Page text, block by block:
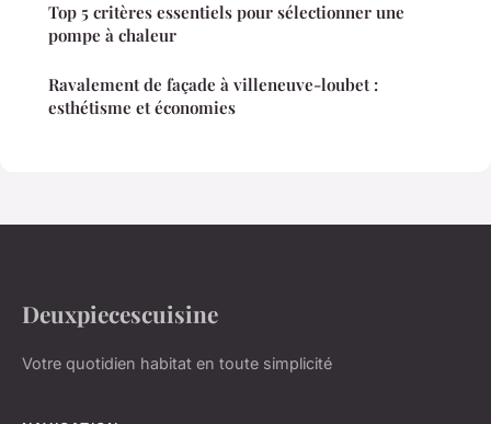
Top 5 critères essentiels pour sélectionner une
pompe à chaleur
Ravalement de façade à villeneuve-loubet :
esthétisme et économies
Deuxpiecescuisine
Votre quotidien habitat en toute simplicité